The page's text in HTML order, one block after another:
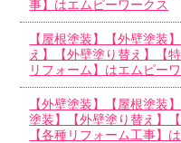
事】はエムピーワークス
【屋根塗装】【外壁塗装
え】【外壁塗り替え】【
リフォーム】はエムピーワ
【外壁塗装】【屋根塗装
塗装】【外壁塗り替え】
【各種リフォーム工事】